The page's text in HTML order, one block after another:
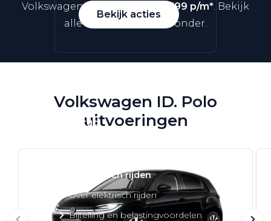
Bekijk acties
Terug
Over elektrisch rijden
Over elektrisch rijden
Bijtelling en belastingvoordelen
Volkswagen ID. Polo vanaf
€ 399 p/m*. Bekijk
alle uitvoeringen hieronder.
Volkswagen ID. Polo
uitvoeringen